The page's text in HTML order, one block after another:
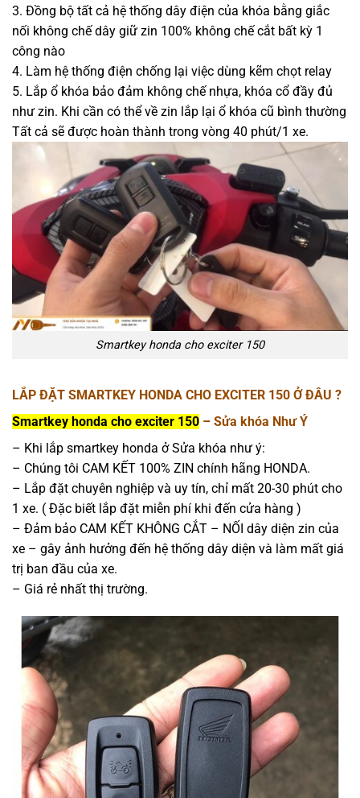
3. Đồng bộ tất cả hệ thống dây điện của khóa bằng giắc
nối không chế dây giữ zin 100% không chế cắt bất kỳ 1
công nào
4. Làm hệ thống điện chống lại việc dùng kẽm chọt relay
5. Lắp ổ khóa bảo đảm không chế nhựa, khóa cổ đầy đủ
như zin. Khi cần có thể về zin lắp lại ổ khóa cũ bình thường
Tất cả sẽ được hoàn thành trong vòng 40 phút/1 xe.
Smartkey honda cho exciter 150
LẮP ĐẶT SMARTKEY HONDA CHO EXCITER 150 Ở ĐÂU ?
Smartkey honda cho exciter 150 – Sửa khóa Như Ý
– Khi lắp smartkey honda ở Sửa khóa như ý:
– Chúng tôi CAM KẾT 100% ZIN chính hãng HONDA.
– Lắp đặt chuyên nghiệp và uy tín, chỉ mất 20-30 phút cho
1 xe. ( Đặc biết lắp đặt miễn phí khi đến cửa hàng )
– Đảm bảo CAM KẾT KHÔNG CẮT – NỐI dây diện zin của
xe – gây ảnh hưởng đến hệ thống dây diện và làm mất giá
trị ban đầu của xe.
– Giá rẻ nhất thị trường.